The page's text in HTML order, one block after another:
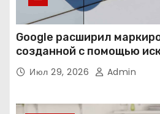
Google расширил
созданной с помощью
интеллекта
Июл 29, 2026 Admin